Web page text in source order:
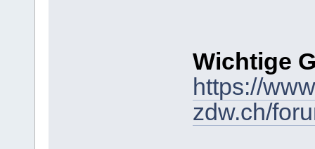
Wichtige
https://
zdw.ch/